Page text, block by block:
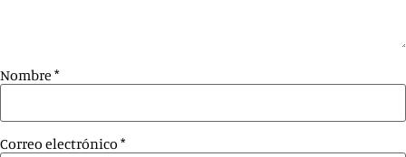
Nombre *
Correo electrónico *